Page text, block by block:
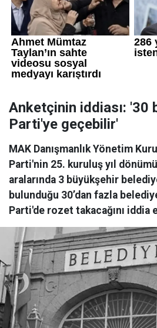
Anketçinin iddiası: '30
Parti'ye geçebilir'
MAK Danışmanlık Yönetim
Parti'nin 25. kuruluş yıl
aralarında 3 büyükşehir
bulunduğu 30’dan fazla
Parti'de rozet takacağını iddia